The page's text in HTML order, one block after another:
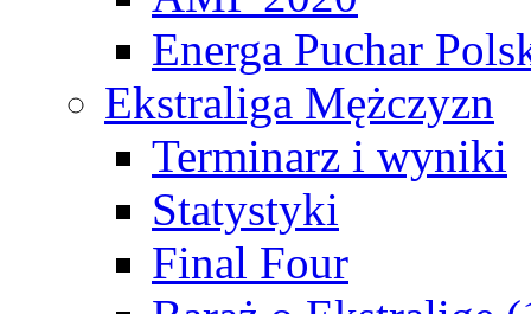
Energa Puchar
Ekstraliga Mężczyzn
Terminarz i wyniki
Statystyki
Final Four